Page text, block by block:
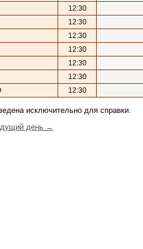
12:30
12:30
12:30
12:30
12:30
12:30
12:30
исключительно для справки.
день →